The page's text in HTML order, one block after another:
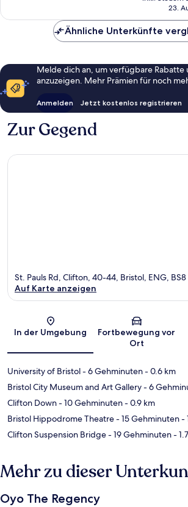
23.
Ähnliche Unterkünfte
Melde dich an, um verfügbare Rabatte
anzuzeigen. Mehr Prämien für noch
Anmelden Jetzt kostenlos registrieren
Zur Gegend
Karte
St. Pauls Rd, Clifton, 40-44, Bristol, ENG, BS8
Auf Karte anzeigen
In der Umgebung
Fortbewegung vor
Ort
University of Bristol- 6 Gehminuten- 0.6 km
Bristol City Museum and Art Gallery- 6
Clifton Down- 10 Gehminuten- 0.9 km
Bristol Hippodrome Theatre- 15 Gehminuten-
Clifton Suspension Bridge- 19 Gehminuten-
Mehr zu dieser
Oyo The Regency